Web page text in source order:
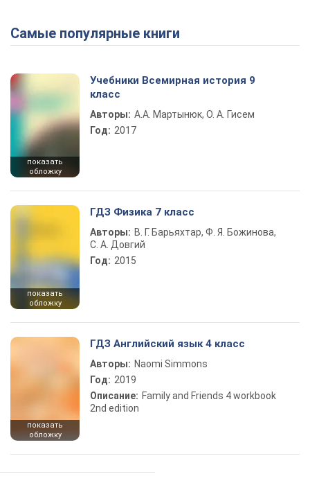
Play Video
Самые популярные книги
показать
обложку
Учебники Всемирная история 9
класс
Авторы: А.А. Мартынюк, О. А. Гисем
Год: 2017
показать
обложку
ГДЗ Физика 7 класс
Авторы: В. Г. Барьяхтар, Ф. Я. Божинова,
С. А. Довгий
Год: 2015
показать
обложку
ГДЗ Английский язык 4 класс
Авторы: Naomi Simmons
Год: 2019
Описание: Family and Friends 4 workbook
2nd edition